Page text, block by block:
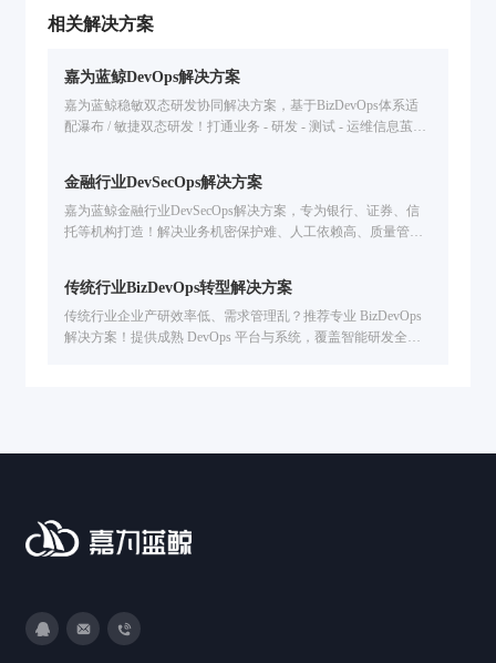
相关解决方案
嘉为蓝鲸DevOps解决方案
嘉为蓝鲸稳敏双态研发协同解决方案，基于BizDevOps体系适
配瀑布 / 敏捷双态研发！打通业务 - 研发 - 测试 - 运维信息茧
金融行业DevSecOps解决方案
嘉为蓝鲸金融行业DevSecOps解决方案，专为银行、证券、信
托等机构打造！解决业务机密保护难、人工依赖高、质量管控
字资产安全
传统行业BizDevOps转型解决方案
传统行业企业产研效率低、需求管理乱？推荐专业 BizDevOps
解决方案！提供成熟 DevOps 平台与系统，覆盖智能研发全流